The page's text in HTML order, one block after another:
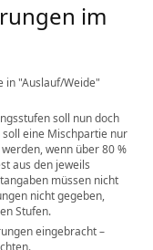
im
in Auslauf/Weide
soll nun doch
eine Mischpartie nur
wenn über 80 %
aus den jeweils
müssen nicht
nicht gegeben,
Stufen.
eingebracht –